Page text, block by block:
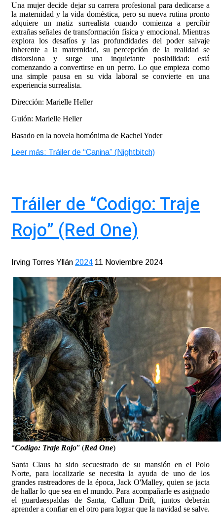
Una mujer decide dejar su carrera profesional para dedicarse a
la maternidad y la vida doméstica, pero su nueva rutina pronto
adquiere un matiz surrealista cuando comienza a percibir
extrañas señales de transformación física y emocional. Mientras
explora los desafíos y las profundidades del poder salvaje
inherente a la maternidad, su percepción de la realidad se
distorsiona y surge una inquietante posibilidad: está
comenzando a convertirse en un perro. Lo que empieza como
una simple pausa en su vida laboral se convierte en una
experiencia surrealista.
Dirección: Marielle Heller
Guión: Marielle Heller
Basado en la novela homónima de Rachel Yoder
Leer más: Tráiler de “Canina” (Nightbitch)
Tráiler de “Codigo: Traje
Rojo” (Red One)
Irving Torres Yllán 2024 11 Noviembre 2024
“Codigo: Traje Rojo” (Red One)
Santa Claus ha sido secuestrado de su mansión en el Polo
Norte, para localizarle se necesita la ayuda de uno de los
grandes rastreadores de la época, Jack O'Malley, quien se jacta
de hallar lo que sea en el mundo. Para acompañarle es asignado
el guardaespaldas de Santa, Callum Drift, juntos deberán
aprender a confiar en el otro para lograr que la navidad se salve.